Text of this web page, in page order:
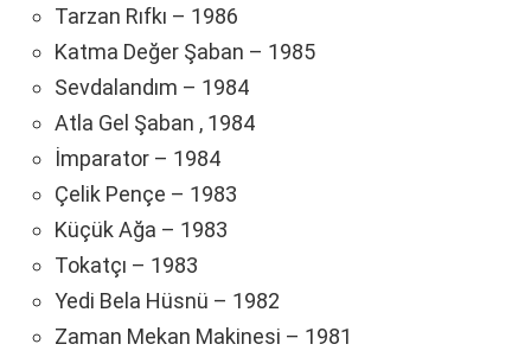
Tarzan Rıfkı – 1986
Katma Değer Şaban – 1985
Sevdalandım – 1984
Atla Gel Şaban , 1984
İmparator – 1984
Çelik Pençe – 1983
Küçük Ağa – 1983
Tokatçı – 1983
Yedi Bela Hüsnü – 1982
Zaman Mekan Makinesi – 1981